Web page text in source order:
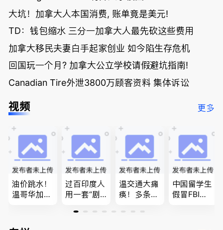
大坑！加拿大人本国消费, 账单竟是美元!
TD：钱包缩水 三分一加拿大人最先砍这些费用
加拿大移民夫妻白手起家创业 如今陷生存危机
回国玩一个月? 加拿大公立学校请假避坑指南!
Canadian Tire外泄3800万顾客资料 集体诉讼
视频 更多
油价跳水！
温哥华加油
低；免费狂
过百印度人
用一套“剧
官：太假
温交通大瘫
痪！多条主
底；做顿饭
中国留学生
假冒FBI上